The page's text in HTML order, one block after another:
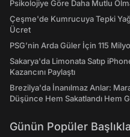
Psikolojiye Göre Daha Mutlu
Çeşme'de Kumrucuya Tepki
Ücret
PSG’nin Arda Güler İçin 115
Sakarya'da Limonata Satıp
Kazancını Paylaştı
Brezilya'da İnanılmaz Anlar:
Düşünce Hem Sakatlandı Hem
Günün Popüler